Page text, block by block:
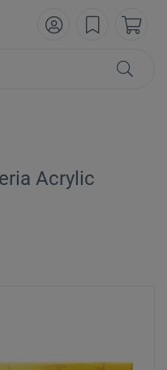
Acrylic